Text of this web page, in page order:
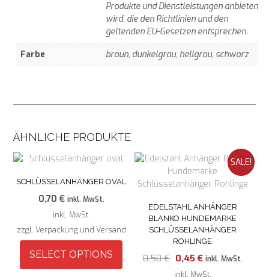
Produkte und Dienstleistungen anbieten
wird, die den Richtlinien und den
geltenden EU-Gesetzen entsprechen.
Farbe
braun, dunkelgrau, hellgrau, schwarz
ÄHNLICHE PRODUKTE
SCHLÜSSELANHÄNGER OVAL
0,70 € inkl. MwSt.
inkl. MwSt.
zzgl. Verpackung und Versand
SELECT OPTIONS
SALE!
EDELSTAHL ANHÄNGER
BLANKO HUNDEMARKE
SCHLÜSSELANHÄNGER
ROHLINGE
0,50€ Ursprünglicher
Preis
0,45 €Aktueller
Preis
inkl. MwSt.
inkl. MwSt.